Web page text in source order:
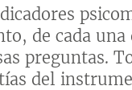
de cada una
preguntas.
del